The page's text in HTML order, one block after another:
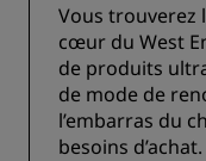
Vous trouverez
cœur du West
de produits
de mode de
l’embarras du
besoins d’achat.